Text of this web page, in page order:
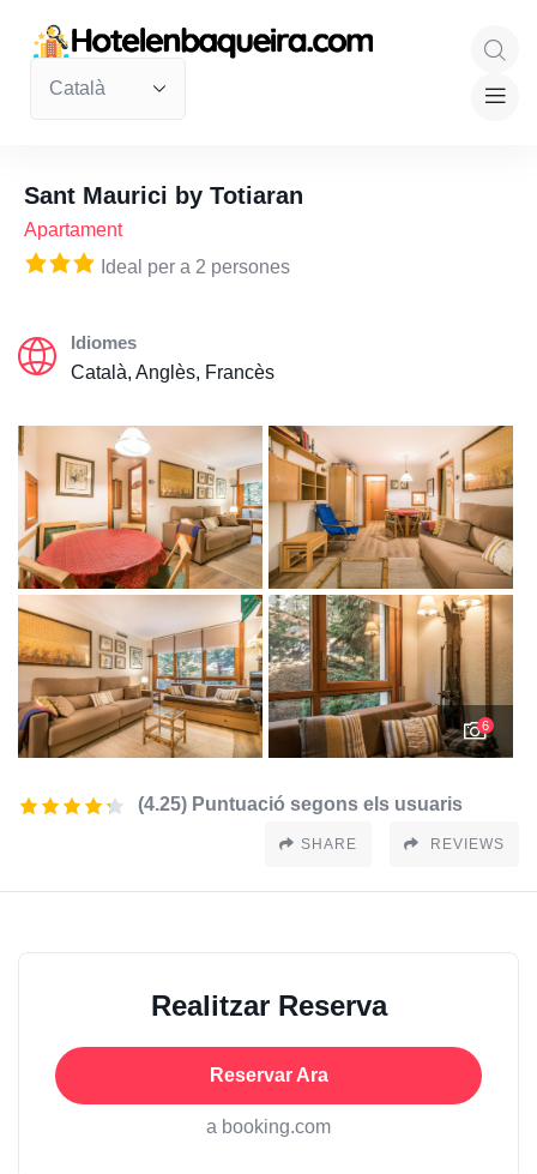
Sant Maurici by Totiaran
Apartament
Ideal per a 2 persones
Idiomes
Català, Anglès, Francès
6
(4.25) Puntuació segons els usuaris
SHARE REVIEWS
Realitzar Reserva
Reservar Ara
a booking.com